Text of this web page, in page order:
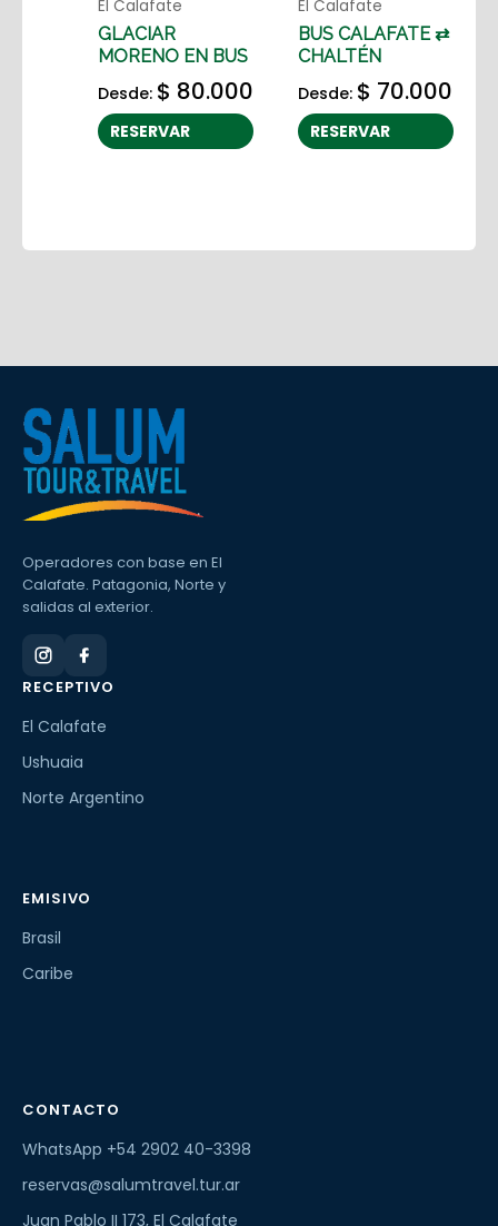
El Calafate
GLACIAR
MORENO EN BUS
Desde: $ 80.000
RESERVAR
El Calafate
BUS CALAFATE ⇄
CHALTÉN
Desde: $ 70.000
RESERVAR
Operadores con base en El
Calafate. Patagonia, Norte y
salidas al exterior.
RECEPTIVO
El Calafate
Ushuaia
Norte Argentino
EMISIVO
Brasil
Caribe
CONTACTO
WhatsApp +54 2902 40-3398
reservas@salumtravel.tur.ar
Juan Pablo II 173, El Calafate